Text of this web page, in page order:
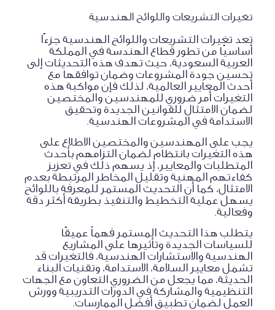
تغيرات التشريعات واللوائح الهندسية
تعد تغيرات التشريعات واللوائح الهندسية جزءًا
أساسيًا من تطور قطاع الهندسة في المملكة
العربية السعودية، حيث تهدف هذه التحديثات إلى
تحسين جودة المشروعات وضمان توافقها مع
أحدث المعايير العالمية، لذلك فإن مواكبة هذه
التغيرات أمر ضروري للمهندسين والمختصين
لضمان الامتثال للقوانين الجديدة وتحقيق
الاستدامة في المشروعات الهندسية.
يجب على المهندسين والمختصين الاطلاع على
هذه التغيرات بانتظام لضمان التزامهم بأحدث
المتطلبات والمعايير، إذ يسهم ذلك في تعزيز
كفاءتهم المهنية وتقليل المخاطر المرتبطة بعدم
الامتثال، كما أن التحديث المستمر للمعرفة باللوائح
يسهل عملية التخطيط والتنفيذ بطريقة أكثر دقة
وفعالية.
يتطلب هذا التحديث المستمر فهماً عميقًا
للسياسات الجديدة وتأثيرها على المشاريع
الهندسية والاستشارات الهندسية، فالتغيرات قد
تشمل معايير السلامة، الاستدامة، وتقنيات البناء
الحديثة، مما يجعل من الضروري التعاون مع الجهات
التنظيمية والمشاركة في الدورات التدريبية وورش
العمل لضمان تطبيق أفضل الممارسات.